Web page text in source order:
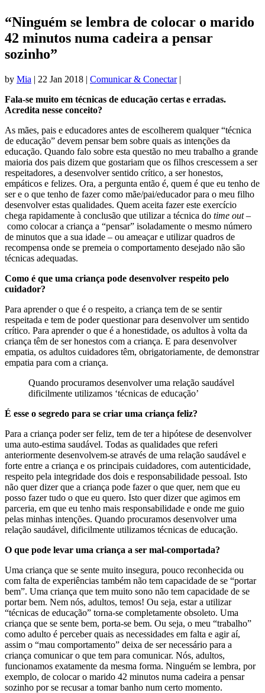
“Ninguém se lembra de colocar o marido
42 minutos numa cadeira a pensar
sozinho”
by Mia | 22 Jan 2018 | Comunicar & Conectar|
Fala-se muito em técnicas de educação certas e erradas.
Acredita nesse conceito?
As mães, pais e educadores antes de escolherem qualquer “técnica
de educação” devem pensar bem sobre quais as intenções da
educação. Quando falo sobre esta questão no meu trabalho a grande
maioria dos pais dizem que gostariam que os filhos crescessem a ser
respeitadores, a desenvolver sentido crítico, a ser honestos,
empáticos e felizes. Ora, a pergunta então é, quem é que eu tenho de
ser e o que tenho de fazer como mãe/pai/educador para o meu filho
desenvolver estas qualidades. Quem aceita fazer este exercício
chega rapidamente à conclusão que utilizar a técnica do time out –
como colocar a criança a “pensar” isoladamente o mesmo número
de minutos que a sua idade – ou ameaçar e utilizar quadros de
recompensa onde se premeia o comportamento desejado não são
técnicas adequadas.
Como é que uma criança pode desenvolver respeito pelo
cuidador?
Para aprender o que é o respeito, a criança tem de se sentir
respeitada e tem de poder questionar para desenvolver um sentido
crítico. Para aprender o que é a honestidade, os adultos à volta da
criança têm de ser honestos com a criança. E para desenvolver
empatia, os adultos cuidadores têm, obrigatoriamente, de demonstrar
empatia para com a criança.
Quando procuramos desenvolver uma relação saudável
dificilmente utilizamos ‘técnicas de educação’
É esse o segredo para se criar uma criança feliz?
Para a criança poder ser feliz, tem de ter a hipótese de desenvolver
uma auto-estima saudável. Todas as qualidades que referi
anteriormente desenvolvem-se através de uma relação saudável e
forte entre a criança e os principais cuidadores, com autenticidade,
respeito pela integridade dos dois e responsabilidade pessoal. Isto
não quer dizer que a criança pode fazer o que quer, nem que eu
posso fazer tudo o que eu quero. Isto quer dizer que agimos em
parceria, em que eu tenho mais responsabilidade e onde me guio
pelas minhas intenções. Quando procuramos desenvolver uma
relação saudável, dificilmente utilizamos técnicas de educação.
O que pode levar uma criança a ser mal-comportada?
Uma criança que se sente muito insegura, pouco reconhecida ou
com falta de experiências também não tem capacidade de se “portar
bem”. Uma criança que tem muito sono não tem capacidade de se
portar bem. Nem nós, adultos, temos! Ou seja, estar a utilizar
“técnicas de educação” torna-se completamente obsoleto. Uma
criança que se sente bem, porta-se bem. Ou seja, o meu “trabalho”
como adulto é perceber quais as necessidades em falta e agir aí,
assim o “mau comportamento” deixa de ser necessário para a
criança comunicar o que tem para comunicar. Nós, adultos,
funcionamos exatamente da mesma forma. Ninguém se lembra, por
exemplo, de colocar o marido 42 minutos numa cadeira a pensar
sozinho por se recusar a tomar banho num certo momento.